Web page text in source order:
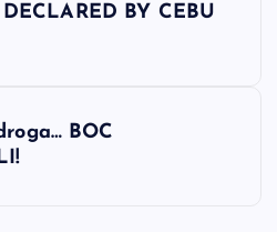
BY CEBU
BOC